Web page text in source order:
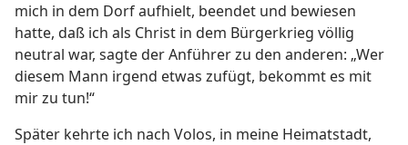
mich in dem Dorf aufhielt, beendet und bewiesen
hatte, daß ich als Christ in dem Bürgerkrieg völlig
neutral war, sagte der Anführer zu den anderen: „Wer
diesem Mann irgend etwas zufügt, bekommt es mit
mir zu tun!“
Später kehrte ich nach Volos, in meine Heimatstadt,